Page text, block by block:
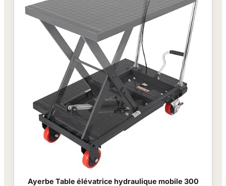
Ayerbe Table élévatrice hydraulique mobile 300